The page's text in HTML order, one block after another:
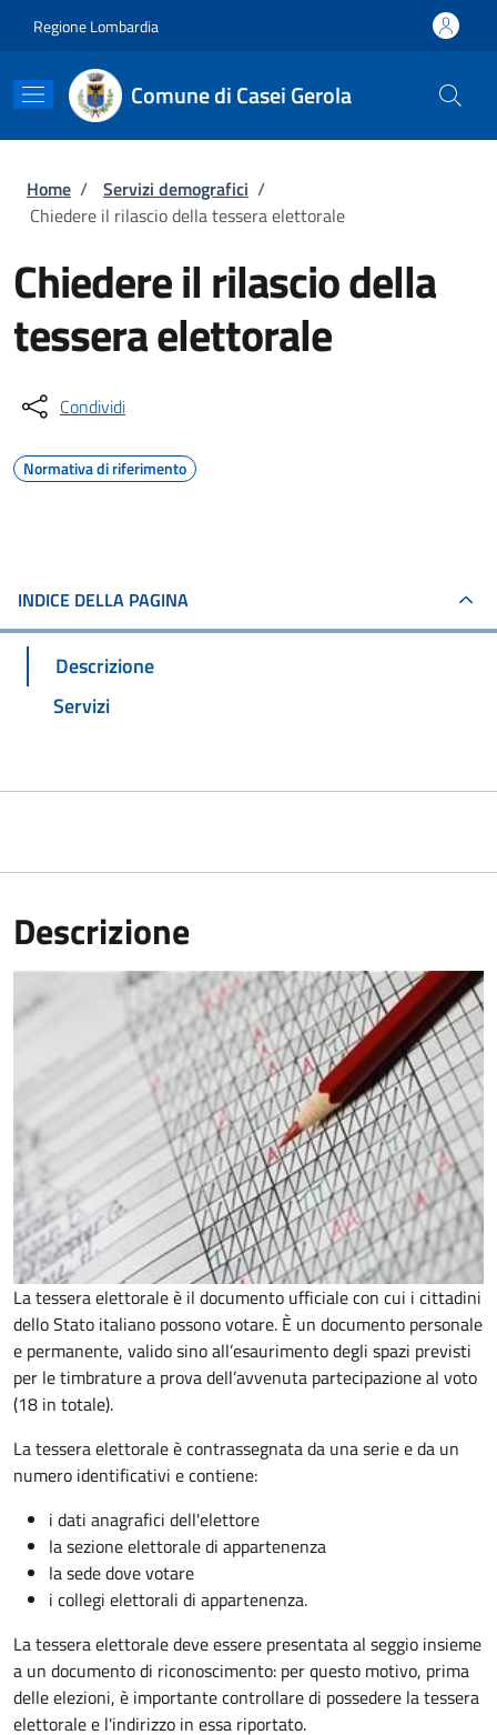
Regione Lombardia
Comune di Casei Gerola
Briciole di pane
Home / Servizi demografici /
Chiedere il rilascio della tessera elettorale
Chiedere il rilascio della
tessera elettorale
Condividi
Normativa di riferimento
INDICE DELLA PAGINA
Descrizione
Servizi
Descrizione
La tessera elettorale è il documento ufficiale con cui i cittadini
dello Stato italiano possono votare. È un documento personale
e permanente, valido sino all’esaurimento degli spazi previsti
per le timbrature a prova dell’avvenuta partecipazione al voto
(18 in totale).
La tessera elettorale è contrassegnata da una serie e da un
numero identificativi e contiene:
i dati anagrafici dell'elettore
la sezione elettorale di appartenenza
la sede dove votare
i collegi elettorali di appartenenza.
La tessera elettorale deve essere presentata al seggio insieme
a un documento di riconoscimento: per questo motivo, prima
delle elezioni, è importante controllare di possedere la tessera
elettorale e l'indirizzo in essa riportato.